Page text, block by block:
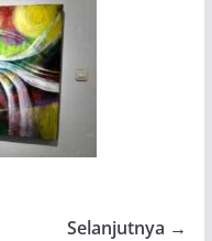
Selanjutnya →